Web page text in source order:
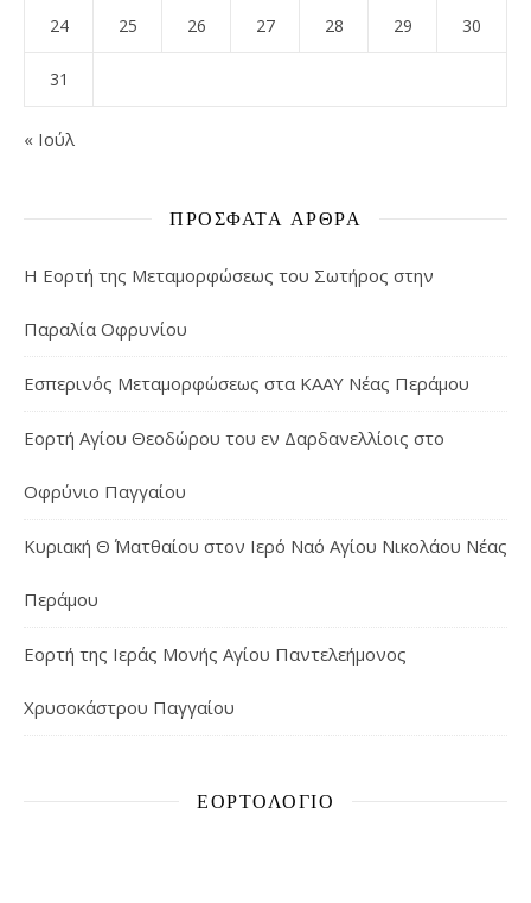
24 25 26 27 28 29 30
31
« Ιούλ
ΠΡΌΣΦΑΤΑ ΆΡΘΡΑ
Η Εορτή της Μεταμορφώσεως του Σωτήρος στην
Παραλία Οφρυνίου
Εσπερινός Μεταμορφώσεως στα ΚΑΑΥ Νέας Περάμου
Εορτή Αγίου Θεοδώρου του εν Δαρδανελλίοις στο
Οφρύνιο Παγγαίου
Κυριακή Θ΄ Ματθαίου στον Ιερό Ναό Αγίου Νικολάου Νέας
Περάμου
Εορτή της Ιεράς Μονής Αγίου Παντελεήμονος
Χρυσοκάστρου Παγγαίου
ΕΟΡΤΟΛΌΓΙΟ